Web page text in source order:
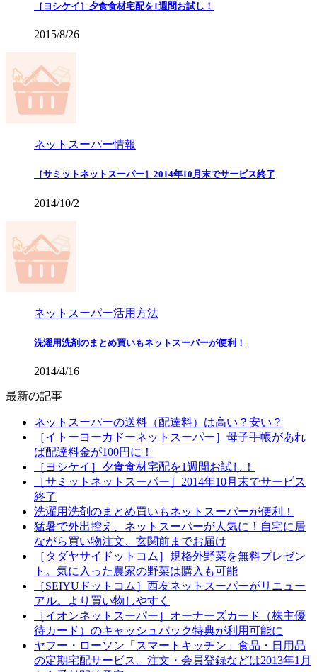
［ヨシケイ］夕食食材宅配を1週間お試し！
2015/8/26
ネットスーパー情報
［サミットネットスーパー］2014年10月末でサービス終了
2014/10/2
ネットスーパー活用方法
洗濯用洗剤のまとめ買いもネットスーパーが便利！
2014/4/16
最新の記事
ネットスーパーの送料（配達料）は高い？安い？
［イトーヨーカドーネットスーパー］母子手帳があれ
ば配達料金が100円に！
［ヨシケイ］夕食食材宅配を1週間お試し！
［サミットネットスーパー］2014年10月末でサービス
終了
洗濯用洗剤のまとめ買いもネットスーパーが便利！
猛暑で外出控え、ネットスーパーが人気に！自宅に居
ながら買い物注文、玄関前までお届け
［タダヤサイドットコム］規格外野菜を無料プレゼン
ト。気に入った農家の野菜は購入も可能
［SEIYUドットコム］西友ネットスーパーがリニュー
アル。より買い物しやすく
［イオンネットスーパー］オーナーズカード（株主優
待カード）のキャッシュバック特典が利用可能に
ヤフー・ローソン「スマートキッチン」食品・日用品
の定期宅配サービス。注文・会員登録などは2013年1月